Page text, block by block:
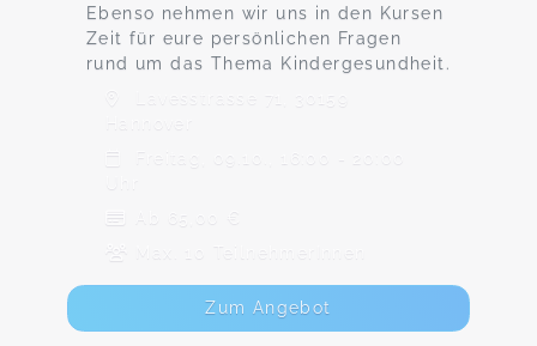
Ebenso nehmen wir uns in den Kursen
Zeit für eure persönlichen Fragen
rund um das Thema Kindergesundheit.
Lavesstrasse 71, 30159
Hannover
Freitag, 09.10., 16:00 - 20:00
Ab 65,00 €
Max. 10 TeilnehmerInnen
Zum Angebot